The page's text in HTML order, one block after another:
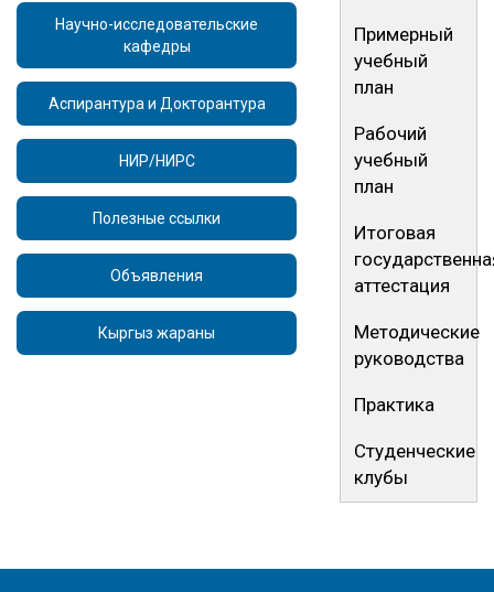
Примерный
учебный
план
Рабочий
учебный
план
Итоговая
аттестация
Методические
руководства
Практика
Студенческие
клубы
Научно-исследовательские
кафедры
Аспирантура и Докторантура
НИР/НИРС
Полезные ссылки
Объявления
Кыргыз жараны